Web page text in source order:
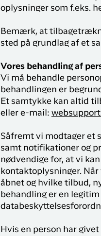
oplysninger som f.eks.
Bemærk, at
sted på grundlag af et
Vores behandling af
Vi må behandle
behandlingen er
Et samtykke kan altid
eller e-mail:
Såfremt vi modtager et
samt notifikationer og
nødvendige for, at vi
kontaktoplysninger.
åbnet og hvilke tilbud,
behandling er en
Hvis en person har